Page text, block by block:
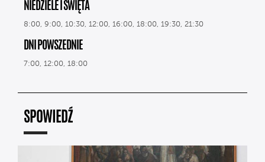
NIEDZIELE I ŚWIĘTA
8:00, 9:00, 10:30, 12:00, 16:00, 18:00, 19:30, 21:30
DNI POWSZEDNIE
7:00, 12:00, 18:00
SPOWIEDŹ